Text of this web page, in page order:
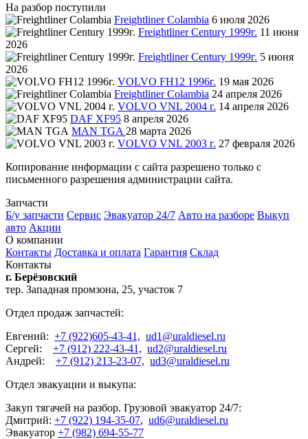
На разбор поступили
Freightliner Colambia 6 июля 2026
Freightliner Century 1999г. 11 июня
2026
Freightliner Century 1999г. 5 июня
2026
VOLVO FH12 1996г. 19 мая 2026
Freightliner Colambia 24 апреля 2026
VOLVO VNL 2004 г. 14 апреля 2026
DAF XF95 8 апреля 2026
MAN TGA 28 марта 2026
VOLVO VNL 2003 г. 27 февраля 2026
Копирование информации с сайта разрешено только с
письменного разрешения администрации сайта.
Запчасти
Б/у запчасти Сервис Эвакуатор 24/7 Авто на разборе Выкуп
авто Акции
О компании
Контакты Доставка и оплата Гарантия Склад
Контакты
г. Берёзовский
тер. Западная промзона, 25, участок 7
Отдел продаж запчастей:
Евгений: +7 (922)605-43-41, ud1@uraldiesel.ru
Сергей: +7 (912) 222-43-41, ud2@uraldiesel.ru
Андрей: +7 (912) 213-23-07, ud3@uraldiesel.ru
Отдел эвакуации и выкупа:
Закуп тягачей на разбор. Грузовой эвакуатор 24/7:
Дмитрий: +7 (922) 194-35-07, ud6@uraldiesel.ru
Эвакуатор +7 (982) 694-55-77